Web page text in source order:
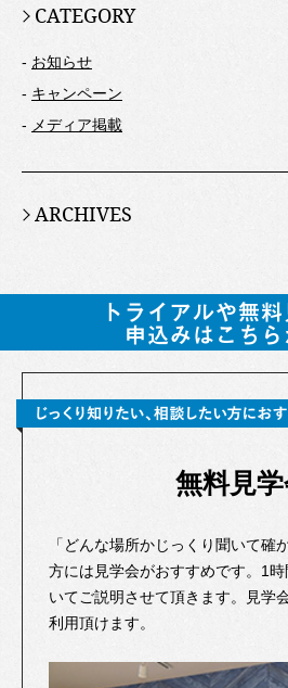
CATEGORY
- お知らせ
- キャンペーン
- メディア掲載
ARCHIVES
無料見
「どんな場所かじっくり聞いて確
方には見学会がおすすめです。1
いてご説明させて頂きます。見学
利用頂けます。